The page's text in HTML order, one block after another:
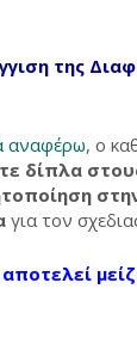
της
αναφέρω, ο
δίπλα
για τον
αποτελεί